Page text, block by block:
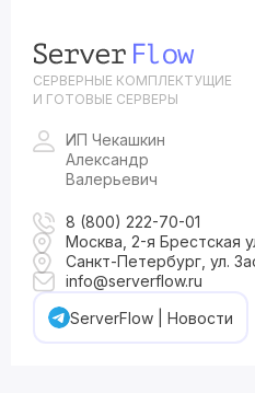
СЕРВЕРНЫЕ КОМПЛЕКТУЩИЕ
И ГОТОВЫЕ СЕРВЕРЫ
ИП Чекашкин
Александр
Валерьевич
8 (800) 222-70-01
Москва, 2-я Брестская
Санкт-Петербург, ул.
info@serverflow.ru
ServerFlow | Новости